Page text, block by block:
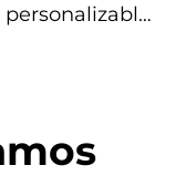
antipolvo e